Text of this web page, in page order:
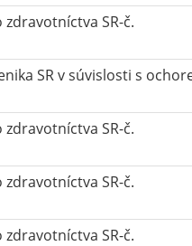
SR-č.
SR v súvislosti s
SR-č.
SR-č.
SR-č.